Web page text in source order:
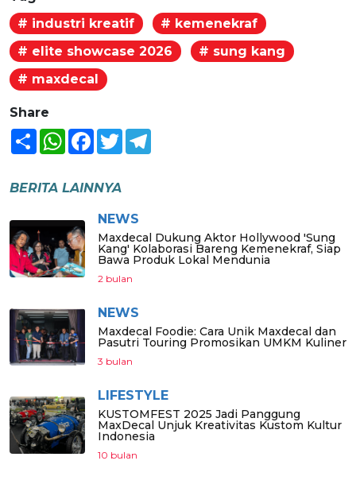
# industri kreatif
# kemenekraf
# elite showcase 2026
# sung kang
# maxdecal
Share
Share WhatsAppFacebook
Twitter
BERITA LAINNYA
NEWS
Maxdecal Dukung Aktor Hollywood 'Sung
Kang' Kolaborasi Bareng Kemenekraf, Siap
Bawa Produk Lokal Mendunia
2 bulan
NEWS
Maxdecal Foodie: Cara Unik Maxdecal dan
Pasutri Touring Promosikan UMKM Kuliner
3 bulan
LIFESTYLE
KUSTOMFEST 2025 Jadi Panggung
MaxDecal Unjuk Kreativitas Kustom Kultur
Indonesia
10 bulan